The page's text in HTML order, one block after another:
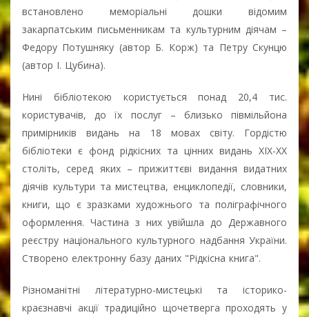
встановлено меморіальні дошки відомим
закарпатським письменникам та культурним діячам –
Федору Потушняку (автор Б. Корж) та Петру Скунцю
(автор І. Цубина).
Нині бібліотекою користується понад 20,4 тис.
користувачів, до їх послуг – близько півмільйона
примірників видань на 18 мовах світу. Гордістю
бібліотеки є фонд рідкісних та цінних видань ХІХ-ХХ
століть, серед яких – прижиттєві видання видатних
діячів культури та мистецтва, енциклопедії, словники,
книги, що є зразками художнього та поліграфічного
оформлення. Частина з них увійшла до Державного
реєстру національного культурного надбання України.
Створено електронну базу даних "Рідкісна книга".
Різноманітні літературно-мистецькі та історико-
краєзнавчі акції традиційно щочетверга проходять у